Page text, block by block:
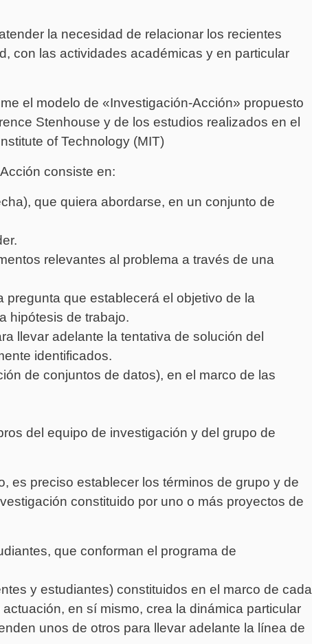
la necesidad de relacionar los recientes
con las actividades académicas y en particular
el modelo de «Investigación-Acción» propuesto
Stenhouse y de los estudios realizados en el
of Technology (MIT)
consiste en:
que quiera abordarse, en un conjunto de
relevantes al problema a través de una
pregunta que establecerá el objetivo de la
hipótesis de trabajo.
llevar adelante la tentativa de solución del
identificados.
de conjuntos de datos), en el marco de las
del equipo de investigación y del grupo de
es preciso establecer los términos de grupo y de
constituido por uno o más proyectos de
que conforman el programa de
y estudiantes) constituidos en el marco de cada
en sí mismo, crea la dinámica particular
unos de otros para llevar adelante la línea de